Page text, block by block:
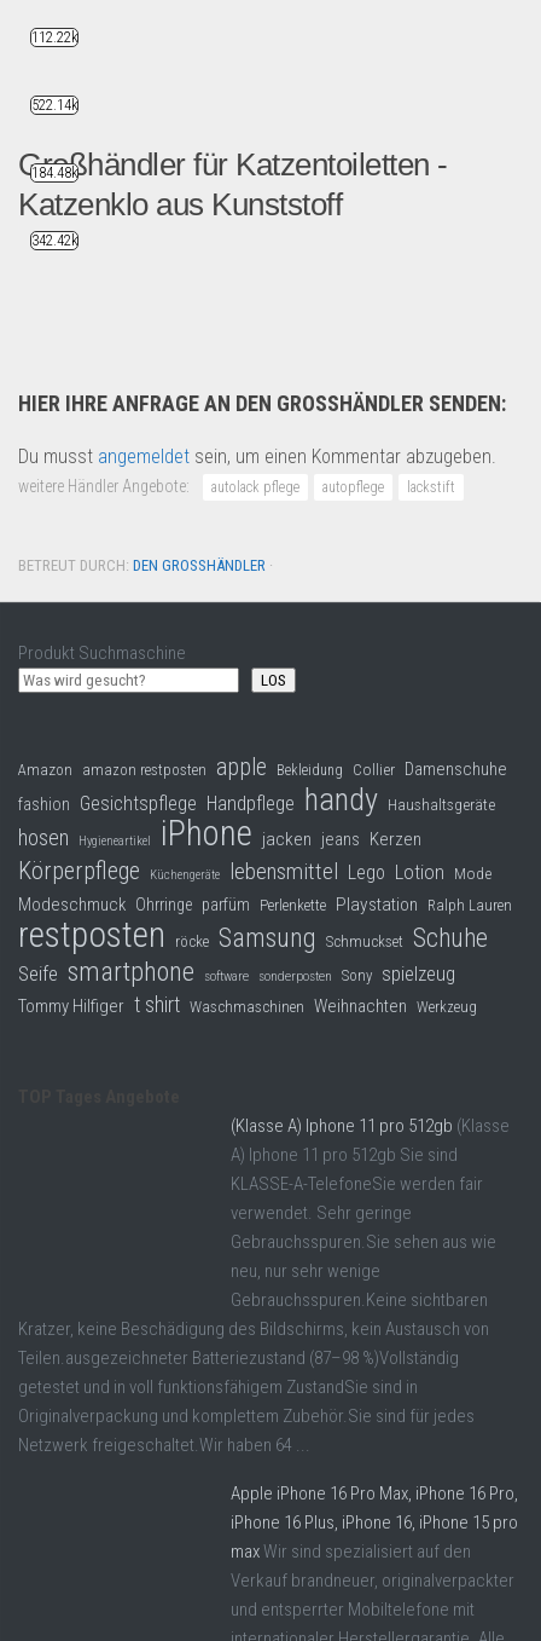
Großhändler für Katzentoiletten -
Katzenklo aus Kunststoff
Wir sind Großhändler aus de...
HIER IHRE ANFRAGE AN DEN GROSSHÄNDLER SENDEN:
Du musst angemeldet sein, um einen Kommentar abzugeben.
weitere Händler Angebote: autolack pflege autopflege lackstift
BETREUT DURCH: DEN GROSSHÄNDLER ·
Produkt Suchmaschine
LOS
Amazon amazon restposten apple Bekleidung Collier Damenschuhe
fashion Gesichtspflege Handpflege handy Haushaltsgeräte
hosen Hygieneartikel iPhone jacken jeans Kerzen
Körperpflege Küchengeräte lebensmittel Lego Lotion Mode
Modeschmuck Ohrringe parfüm Perlenkette Playstation Ralph Lauren
restposten röcke Samsung Schmuckset Schuhe
Seife smartphone software sonderposten Sony spielzeug
Tommy Hilfiger t shirt Waschmaschinen Weihnachten Werkzeug
(Klasse A) Iphone 11 pro 512gb (Klasse
A) Iphone 11 pro 512gb Sie sind
KLASSE-A-TelefoneSie werden fair
verwendet. Sehr geringe
Gebrauchsspuren.Sie sehen aus wie
neu, nur sehr wenige
Gebrauchsspuren.Keine sichtbaren
Kratzer, keine Beschädigung des Bildschirms, kein Austausch von
Teilen.ausgezeichneter Batteriezustand (87–98 %)Vollständig
getestet und in voll funktionsfähigem ZustandSie sind in
Originalverpackung und komplettem Zubehör.Sie sind für jedes
Netzwerk freigeschaltet.Wir haben 64 ...
Apple iPhone 16 Pro Max, iPhone 16 Pro,
iPhone 16 Plus, iPhone 16, iPhone 15 pro
maxWir sind spezialisiert auf den
Verkauf brandneuer, originalverpackter
und entsperrter Mobiltelefone mit
112.22k
522.14k
184.48k
342.42k